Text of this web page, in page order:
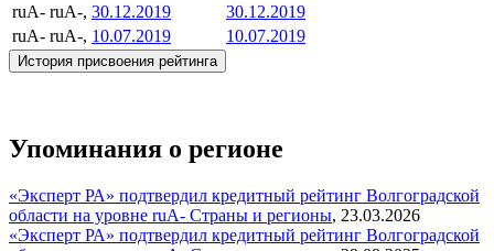
ruA- ruA-, 30.12.2019
30.12.2019
ruA- ruA-, 10.07.2019 10.07.2019
История присвоения рейтинга
Упоминания о регионе
«Эксперт РА» подтвердил кредитный рейтинг Волгоградской
области на уровне ruА- Страны и регионы, 23.03.2026
«Эксперт РА» подтвердил кредитный рейтинг Волгоградской